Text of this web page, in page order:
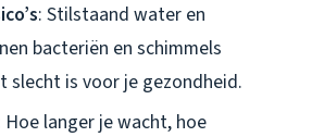
: Stilstaand water en
bacteriën en schimmels
slecht is voor je gezondheid.
Hoe langer je wacht, hoe